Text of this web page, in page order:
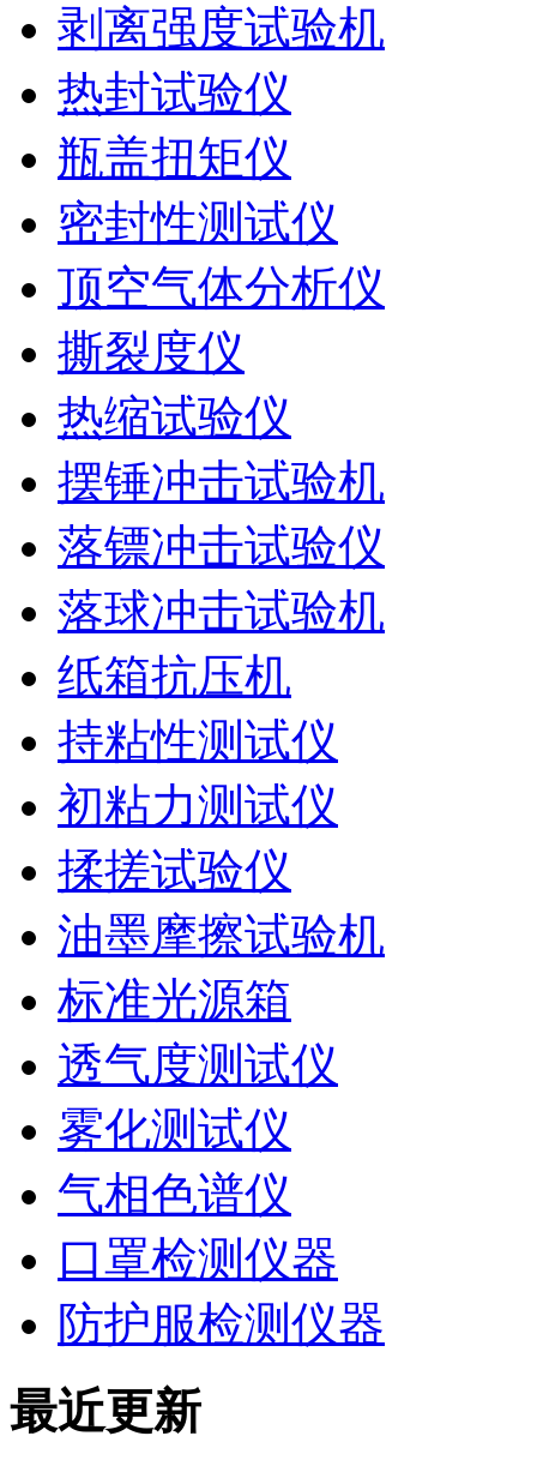
剥离强度试验机
热封试验仪
瓶盖扭矩仪
密封性测试仪
顶空气体分析仪
撕裂度仪
热缩试验仪
摆锤冲击试验机
落镖冲击试验仪
落球冲击试验机
纸箱抗压机
持粘性测试仪
初粘力测试仪
揉搓试验仪
油墨摩擦试验机
标准光源箱
透气度测试仪
雾化测试仪
气相色谱仪
口罩检测仪器
防护服检测仪器
最近更新